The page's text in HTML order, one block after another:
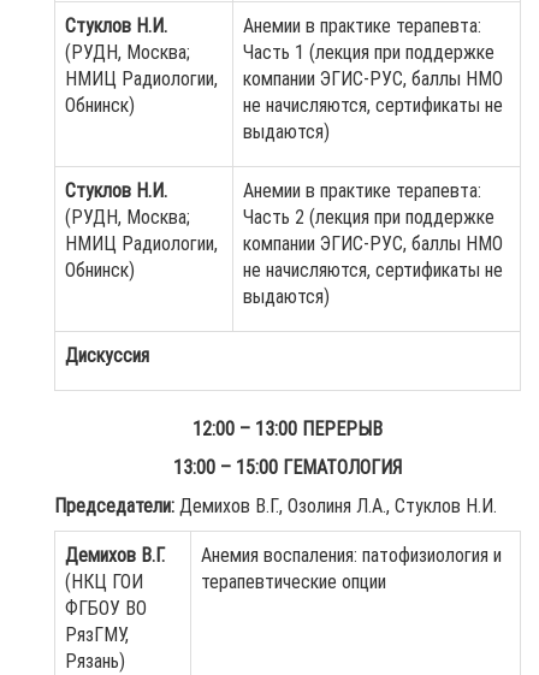
Стуклов Н.И.
(РУДН, Москва;
НМИЦ Радиологии,
Обнинск)
Анемии в практике терапевта:
Часть 1 (лекция при поддержке
компании ЭГИС-РУС, баллы НМО
не начисляются, сертификаты не
выдаются)
Стуклов Н.И.
(РУДН, Москва;
НМИЦ Радиологии,
Обнинск)
Анемии в практике терапевта:
Часть 2 (лекция при поддержке
компании ЭГИС-РУС, баллы НМО
не начисляются, сертификаты не
выдаются)
Дискуссия
12:00 – 13:00 ПЕРЕРЫВ
13:00 – 15:00 ГЕМАТОЛОГИЯ
Председатели:Демихов В.Г., Озолиня Л.А., Стуклов Н.И.
Демихов В.Г.
(НКЦ ГОИ
ФГБОУ ВО
РязГМУ,
Рязань)
Анемия воспаления: патофизиология и
терапевтические опции